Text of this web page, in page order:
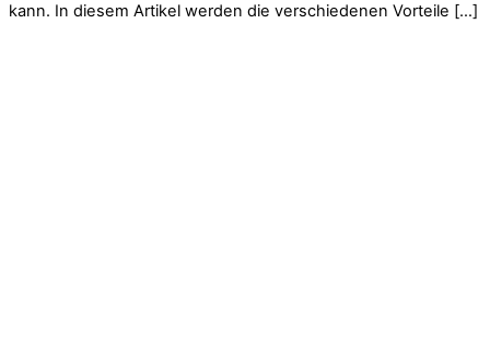
kann. In diesem Artikel werden die verschiedenen Vorteile […]